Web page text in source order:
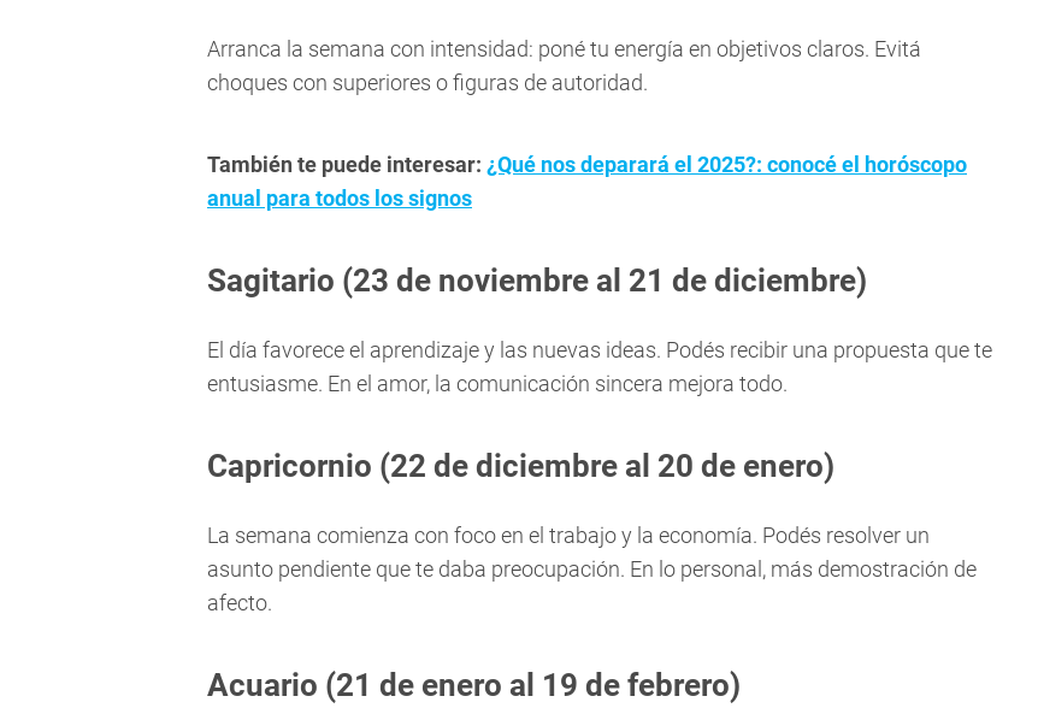
Arranca la semana con intensidad: poné tu energía en objetivos claros. Evitá
choques con superiores o figuras de autoridad.
También te puede interesar: ¿Qué nos deparará el 2025?: conocé el horóscopo
anual para todos los signos
Sagitario (23 de noviembre al 21 de diciembre)
El día favorece el aprendizaje y las nuevas ideas. Podés recibir una propuesta que te
entusiasme. En el amor, la comunicación sincera mejora todo.
Capricornio (22 de diciembre al 20 de enero)
La semana comienza con foco en el trabajo y la economía. Podés resolver un
asunto pendiente que te daba preocupación. En lo personal, más demostración de
afecto.
Acuario (21 de enero al 19 de febrero)